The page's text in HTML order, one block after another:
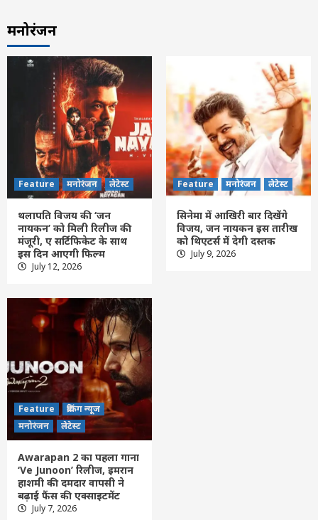
मनोरंजन
Feature मनोरंजन लेटेस्ट
थलापति विजय की ‘जन
नायकन’ को मिली रिलीज की
मंजूरी, ए सर्टिफिकेट के साथ
इस दिन आएगी फिल्म
July 12, 2026
Feature मनोरंजन लेटेस्ट
सिनेमा में आखिरी बार दिखेंगे
विजय, जन नायकन इस तारीख
को थिएटर्स में देगी दस्तक
July 9, 2026
Feature
ब्रेकिंग न्यूज
मनोरंजन
लेटेस्ट
Awarapan 2 का पहला गाना
‘Ve Junoon’ रिलीज, इमरान
हाशमी की दमदार वापसी ने
बढ़ाई फैंस की एक्साइटमेंट
July 7, 2026
छत्तीसगढ़
शिवरीनारायण में श्री शिव महापुराण कथा में उमड़
दिन पंडाल पड़ा छोटा
4
छत्तीसगढ़ लेटेस्ट
गुरु घासीदास केन्द्रीय विश्व विद्यालय बिलासपुर के
ज़मीन को अग्रवाल समाज को देने के साज़िश का
होगा विरोध –एल एल कोशले
5
छत्तीसगढ़ बलौदाबाजार
बलौदा बाजार में मिनीमाता पुण्यतिथि एवं प्रतिभा
सम्मान 11अगस्त को
छत्तीसगढ़ लेटेस्ट
जिला सरगुजा में पदस्थ पुलिस निरीक्षक सी.आर.